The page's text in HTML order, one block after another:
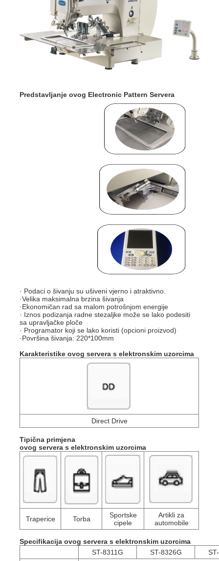
Predstavljanje ovog Electronic Pattern Servera
· Podaci o šivanju su ušiveni vjerno i atraktivno.
·Velika maksimalna brzina šivanja
·Ekonomičan rad sa malom potrošnjom energije
· Iznos podizanja radne stezaljke može se lako podesiti
sa upravljačke ploče
· Programator koji se lako koristi (opcioni proizvod)
·Površina šivanja: 220*100mm
Karakteristikeovog servera s elektronskim uzorcima
Direct Drive
Tipična primjena
ovog servera s elektronskim uzorcima
Traperice Torba
Sportske
cipele
Artikli za
automobile
Specifikacijaovog servera s elektronskim uzorcima
ST-8311G
ST-8326G